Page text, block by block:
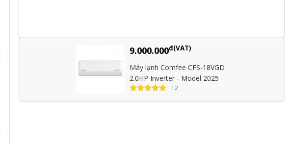
9.000.000đ(VAT)
Máy lạnh Comfee CFS-18VGD
2.0HP Inverter - Model 2025
12